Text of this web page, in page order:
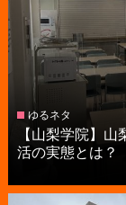
ゆるネタ
【山梨学院】
活の実態とは？